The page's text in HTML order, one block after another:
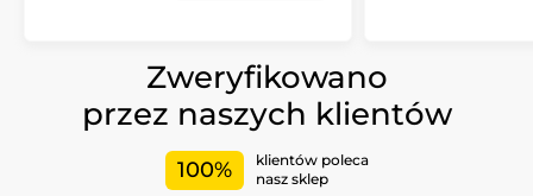
Zweryfikowano
przez naszych klientów
100%
klientów poleca
nasz sklep